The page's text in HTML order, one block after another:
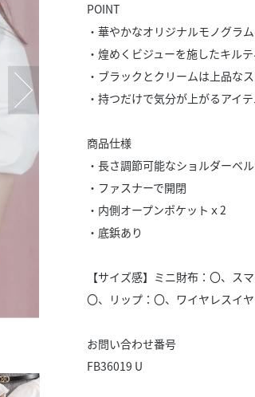
POINT
・華やかなオリジナルモノグラ
・煌めくビジューを施したキル
・ブラックとクリームは上品な
・持つだけで気分が上がるアイ
商品仕様
・長さ調節可能なショルダーベ
・ファスナーで開閉
・内側オープンポケットｘ2
・底鋲あり
【サイズ感】ミニ財布：〇、ス
〇、リップ：〇、ワイヤレスイ
お問い合わせ番号
FB36019 U